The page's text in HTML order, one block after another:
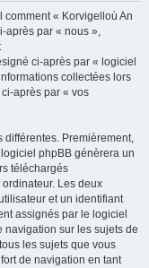
« Korvigelloù An
après par « nous »,
ci-après par « logiciel
collectées lors
après par « vos
différentes. Premièrement,
phpBB génèrera un
téléchargés
Les deux
et un identifiant
assignés par le logiciel
navigation sur les sujets de
les sujets que vous
de navigation en tant